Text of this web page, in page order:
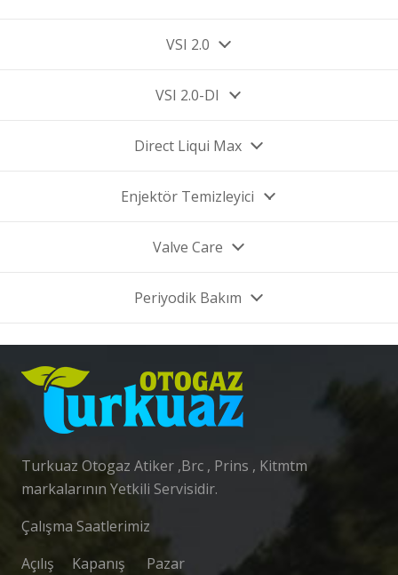
VSI 2.0
VSI 2.0-DI
Direct Liqui Max
Enjektör Temizleyici
Valve Care
Periyodik Bakım
Turkuaz Otogaz Atiker ,Brc , Prins , Kitmtm
markalarının Yetkili Servisidir.
Çalışma Saatlerimiz
Açılış Kapanış Pazar